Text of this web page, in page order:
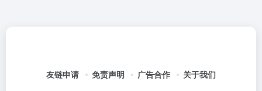
友链申请 免责声明 广告合作 关于我们